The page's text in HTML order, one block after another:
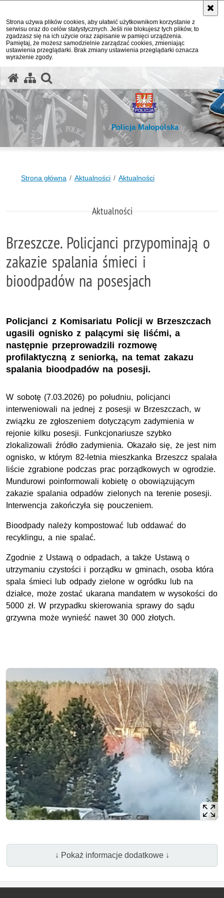
Strona używa plików cookies, aby ułatwić użytkownikom korzystanie z
serwisu oraz do celów statystycznych. Jeśli nie blokujesz tych plików, to
zgadzasz się na ich użycie oraz zapisanie w pamięci urządzenia.
Pamiętaj, że możesz samodzielnie zarządzać cookies, zmieniając
ustawienia przeglądarki. Brak zmiany ustawienia przeglądarki oznacza
wyrażenie zgody.
Policja Małopolska
Strona główna Aktualności Aktualności
Aktualności
Brzeszcze. Policjanci przypominają o
zakazie spalania śmieci i
bioodpadów na posesjach
Policjanci z Komisariatu Policji w Brzeszczach
ugasili ognisko z palącymi się liśćmi, a
następnie przeprowadzili rozmowę
profilaktyczną z seniorką, na temat zakazu
spalania bioodpadów na posesji.
W sobotę (7.03.2026) po południu, policjanci
interweniowali na jednej z posesji w Brzeszczach, w
związku ze zgłoszeniem dotyczącym zadymienia w
rejonie kilku posesji. Funkcjonariusze szybko
zlokalizowali źródło zadymienia. Okazało się, że jest nim
ognisko, w którym 82-letnia mieszkanka Brzeszcz spalała
liście zgrabione podczas prac porządkowych w ogrodzie.
Mundurowi poinformowali kobietę o obowiązującym
zakazie spalania odpadów zielonych na terenie posesji.
Interwencja zakończyła się pouczeniem.
Bioodpady należy kompostować lub oddawać do
recyklingu, a nie spalać.
Zgodnie z Ustawą o odpadach, a także Ustawą o
utrzymaniu czystości i porządku w gminach, osoba która
spala śmieci lub odpady zielone w ogródku lub na
działce, może zostać ukarana mandatem w wysokości do
5000 zł. W przypadku skierowania sprawy do sądu
grzywna może wynieść nawet 30 000 złotych.
↓ Pokaż informacje dodatkowe ↓